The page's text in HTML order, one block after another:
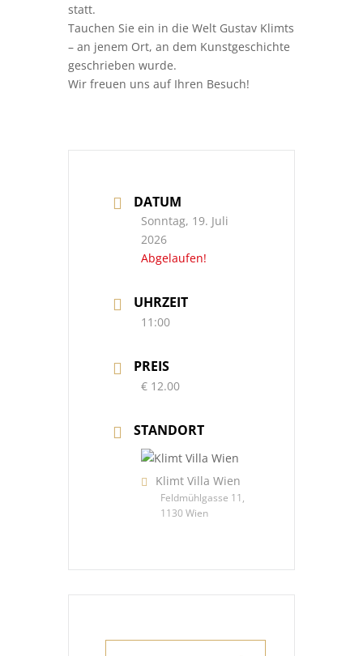
statt.
Tauchen Sie ein in die Welt Gustav Klimts
– an jenem Ort, an dem Kunstgeschichte
geschrieben wurde.
Wir freuen uns auf Ihren Besuch!
DATUM
Sonntag, 19. Juli
2026
Abgelaufen!
UHRZEIT
11:00
PREIS
€ 12.00
STANDORT
Klimt Villa Wien
Feldmühlgasse 11,
1130 Wien